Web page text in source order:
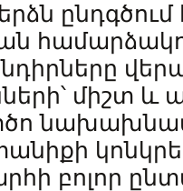
ընդգծում
միշտ և
բոլոր